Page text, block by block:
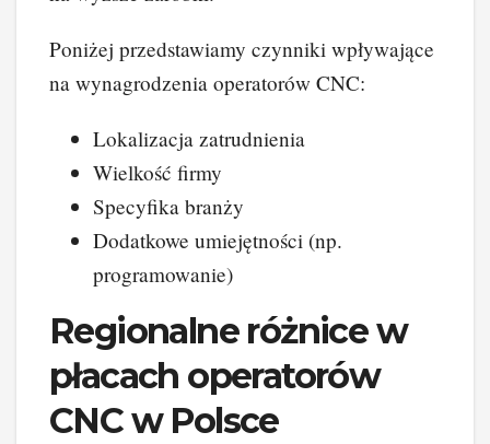
Poniżej przedstawiamy czynniki wpływające
na wynagrodzenia operatorów CNC:
Lokalizacja zatrudnienia
Wielkość firmy
Specyfika branży
Dodatkowe umiejętności (np.
programowanie)
Regionalne różnice w
płacach operatorów
CNC w Polsce